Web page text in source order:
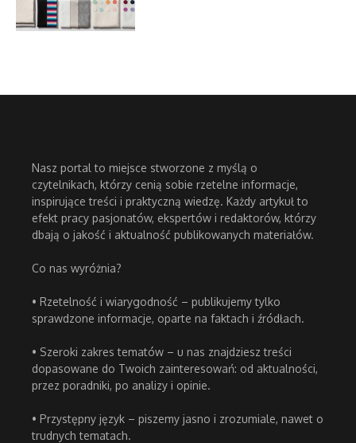
Nasz portal to miejsce stworzone z myślą o
czytelnikach, którzy cenią sobie rzetelne informacje,
inspirujące treści i praktyczną wiedzę. Każdy artykuł to
efekt pracy pasjonatów, ekspertów i redaktorów, którzy
dbają o jakość i aktualność publikowanych materiałów.
Co nas wyróżnia?
• Rzetelność i wiarygodność – publikujemy tylko
sprawdzone informacje, oparte na faktach i źródłach.
• Szeroki zakres tematów – u nas znajdziesz treści
dopasowane do Twoich zainteresowań: od aktualności,
przez poradniki, po analizy i opinie.
• Przystępny język – piszemy jasno i zrozumiale, nawet o
trudnych tematach.